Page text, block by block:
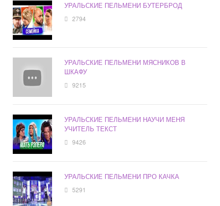
УРАЛЬСКИЕ ПЕЛЬМЕНИ БУТЕРБРОД
2794
УРАЛЬСКИЕ ПЕЛЬМЕНИ МЯСНИКОВ В
ШКАФУ
9215
УРАЛЬСКИЕ ПЕЛЬМЕНИ НАУЧИ МЕНЯ
УЧИТЕЛЬ ТЕКСТ
9426
УРАЛЬСКИЕ ПЕЛЬМЕНИ ПРО КАЧКА
5291